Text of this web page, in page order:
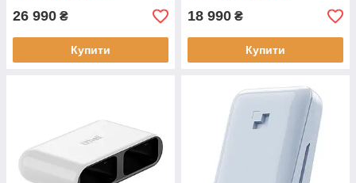
26 990 ₴
Купити
18 990 ₴
Купити